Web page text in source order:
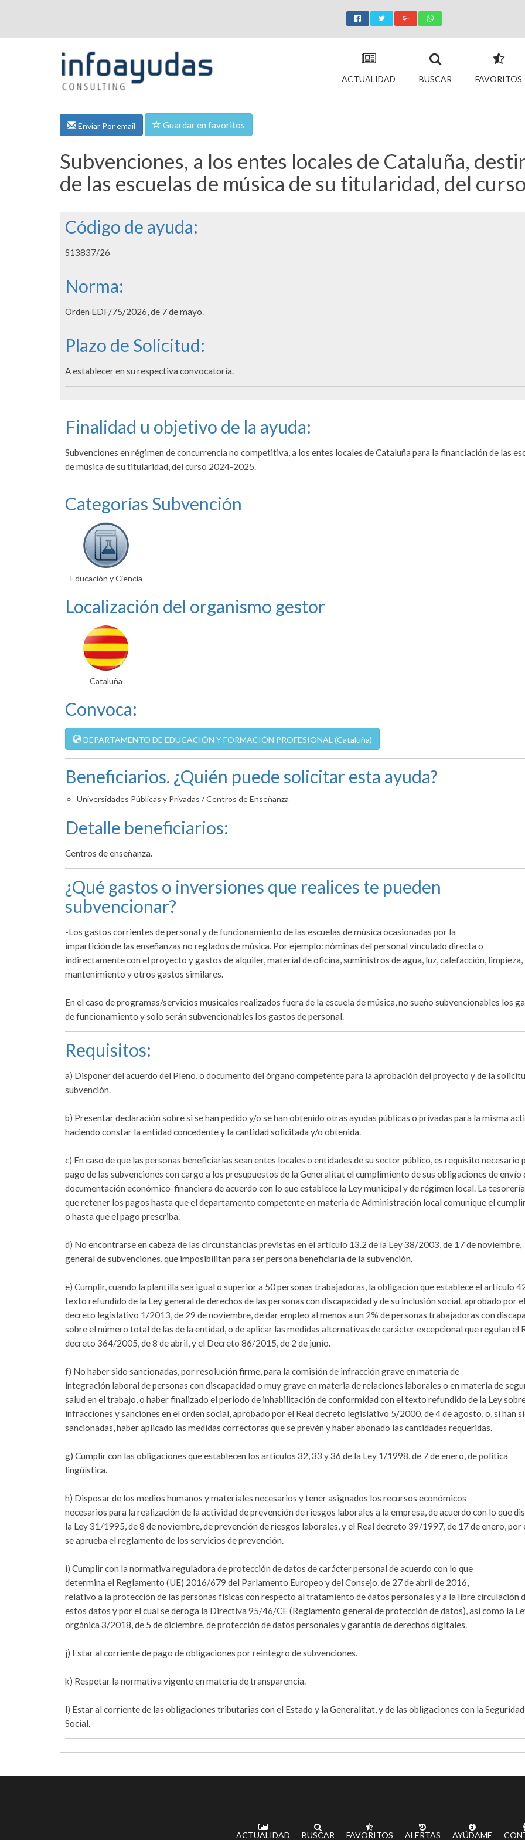
ACTUALIDAD BUSCAR FAVORITOS
Enviar Por email Guardar en favoritos
Subvenciones, a los entes locales de Cataluña,
de las escuelas de música de su titularidad, del
Código de ayuda:
S13837/26
Norma:
Orden EDF/75/2026, de 7 de mayo.
Plazo de Solicitud:
A establecer en su respectiva convocatoria.
Finalidad u objetivo de la ayuda:
Subvenciones en régimen de concurrencia no competitiva, a los entes locales de Cataluña para la financiación de las
de música de su titularidad, del curso 2024-2025.
Categorías Subvención
Educación y Ciencia
Localización del organismo gestor
Cataluña
Convoca:
DEPARTAMENTO DE EDUCACIÓN Y FORMACIÓN PROFESIONAL (Cataluña)
Beneficiarios. ¿Quién puede solicitar esta ayuda?
Universidades Públicas y Privadas / Centros de Enseñanza
Detalle beneficiarios:
Centros de enseñanza.
¿Qué gastos o inversiones que realices te pueden
subvencionar?
-Los gastos corrientes de personal y de funcionamiento de las escuelas de música ocasionadas por la
impartición de las enseñanzas no reglados de música. Por ejemplo: nóminas del personal vinculado directa o
indirectamente con el proyecto y gastos de alquiler, material de oficina, suministros de agua, luz, calefacción, limpieza,
mantenimiento y otros gastos similares.
En el caso de programas/servicios musicales realizados fuera de la escuela de música, no sueño subvencionables los
de funcionamiento y solo serán subvencionables los gastos de personal.
Requisitos:
a) Disponer del acuerdo del Pleno, o documento del órgano competente para la aprobación del proyecto y de la
subvención.
b) Presentar declaración sobre si se han pedido y/o se han obtenido otras ayudas públicas o privadas para la misma
haciendo constar la entidad concedente y la cantidad solicitada y/o obtenida.
c) En caso de que las personas beneficiarias sean entes locales o entidades de su sector público, es requisito necesario
pago de las subvenciones con cargo a los presupuestos de la Generalitat el cumplimiento de sus obligaciones de envío
documentación económico-financiera de acuerdo con lo que establece la Ley municipal y de régimen local. La
que retener los pagos hasta que el departamento competente en materia de Administración local comunique el
o hasta que el pago prescriba.
d) No encontrarse en cabeza de las circunstancias previstas en el artículo 13.2 de la Ley 38/2003, de 17 de noviembre,
general de subvenciones, que imposibilitan para ser persona beneficiaria de la subvención.
e) Cumplir, cuando la plantilla sea igual o superior a 50 personas trabajadoras, la obligación que establece el artículo
texto refundido de la Ley general de derechos de las personas con discapacidad y de su inclusión social, aprobado por
decreto legislativo 1/2013, de 29 de noviembre, de dar empleo al menos a un 2% de personas trabajadoras con
sobre el número total de las de la entidad, o de aplicar las medidas alternativas de carácter excepcional que regulan el
decreto 364/2005, de 8 de abril, y el Decreto 86/2015, de 2 de junio.
f) No haber sido sancionadas, por resolución firme, para la comisión de infracción grave en materia de
integración laboral de personas con discapacidad o muy grave en materia de relaciones laborales o en materia de
salud en el trabajo, o haber finalizado el periodo de inhabilitación de conformidad con el texto refundido de la Ley
infracciones y sanciones en el orden social, aprobado por el Real decreto legislativo 5/2000, de 4 de agosto, o, si han
sancionadas, haber aplicado las medidas correctoras que se prevén y haber abonado las cantidades requeridas.
g) Cumplir con las obligaciones que establecen los artículos 32, 33 y 36 de la Ley 1/1998, de 7 de enero, de política
lingüística.
h) Disposar de los medios humanos y materiales necesarios y tener asignados los recursos económicos
necesarios para la realización de la actividad de prevención de riesgos laborales a la empresa, de acuerdo con lo que
la Ley 31/1995, de 8 de noviembre, de prevención de riesgos laborales, y el Real decreto 39/1997, de 17 de enero, por
se aprueba el reglamento de los servicios de prevención.
i) Cumplir con la normativa reguladora de protección de datos de carácter personal de acuerdo con lo que
determina el Reglamento (UE) 2016/679 del Parlamento Europeo y del Consejo, de 27 de abril de 2016,
relativo a la protección de las personas físicas con respecto al tratamiento de datos personales y a la libre circulación
estos datos y por el cual se deroga la Directiva 95/46/CE (Reglamento general de protección de datos), así como la
orgánica 3/2018, de 5 de diciembre, de protección de datos personales y garantía de derechos digitales.
j) Estar al corriente de pago de obligaciones por reintegro de subvenciones.
k) Respetar la normativa vigente en materia de transparencia.
l) Estar al corriente de las obligaciones tributarias con el Estado y la Generalitat, y de las obligaciones con la Seguridad
Social.
ACTUALIDAD BUSCAR FAVORITOS ALERTAS AYÚDAME